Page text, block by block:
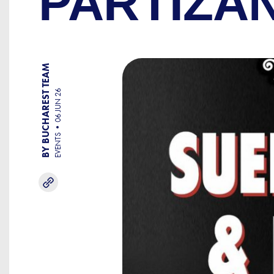
BY BUCHAREST TEAM EVENTS
06 JUN 26